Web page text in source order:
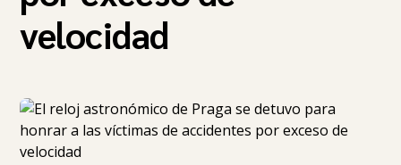
velocidad